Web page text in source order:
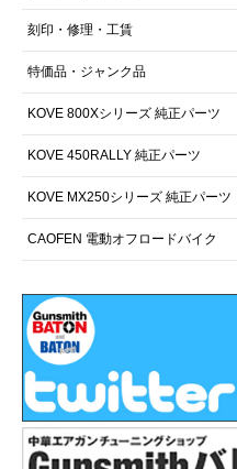
刻印・修理・工賃
特価品・ジャンク品
KOVE 800Xシリーズ 純正パーツ
KOVE 450RALLY 純正パーツ
KOVE MX250シリーズ 純正パーツ
CAOFEN 電動オフロードバイク